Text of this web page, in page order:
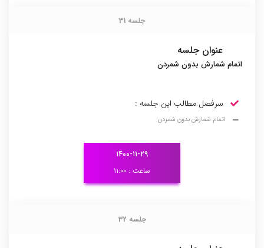
جلسه 31جلسه 31
عنوان جلسه
اتمام شمارش بدون شمردن
سرفصل مطالب این جلسه :
اتمام شمارش بدون شمردن
۱۴۰۰-۱۱-۲۹
ساعت : ۱۱:۰۰
جلسه 32جلسه 32